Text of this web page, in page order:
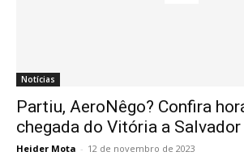
Notícias
Partiu, AeroNêgo? Confira
chegada do Vitória a Salvador
Heider Mota - 12 de novembro de 2023